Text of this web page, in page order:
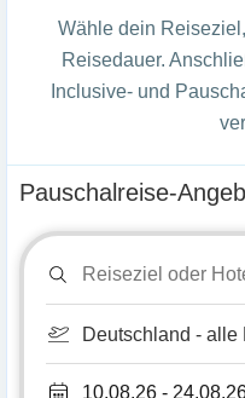
Wähle dein
Reisedauer.
Inclusive- und